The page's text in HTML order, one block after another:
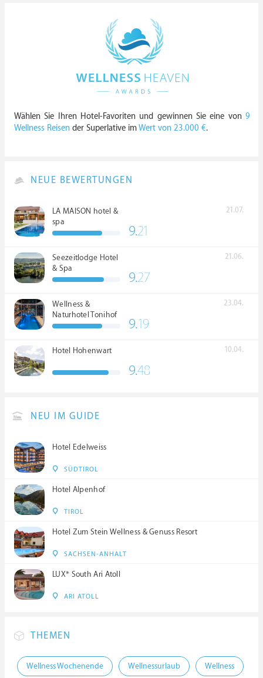
Wählen Sie Ihren Hotel-Favoriten und gewinnen Sie eine von 9
Wellness Reisen der Superlative imWert von 23.000 €.
NEUE BEWERTUNGEN
LA MAISON hotel &
spa
21.07.
9.21
Seezeitlodge Hotel
& Spa
21.06.
9.27
Wellness &
Naturhotel Tonihof
****S
23.04.
9.19
Hotel Hohenwart 10.04.
9.48
NEU IM GUIDE
Hotel Edelweiss
SÜDTIROL
Hotel Alpenhof
TIROL
Hotel Zum Stein Wellness & Genuss Resort
SACHSEN-ANHALT
LUX* South Ari Atoll
ARI ATOLL
THEMEN
Wellness Wochenende Wellnessurlaub Wellness